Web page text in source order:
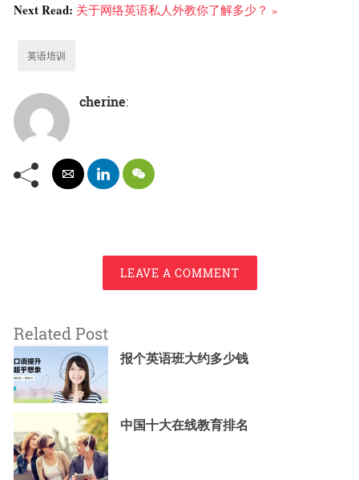
Next Read: 关于网络英语私人外教你了解多少？ »
英语培训
cherine:
LEAVE A COMMENT
Related Post
报个英语班大约多少钱
中国十大在线教育排名